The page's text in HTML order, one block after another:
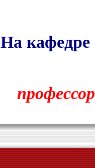
На кафедре